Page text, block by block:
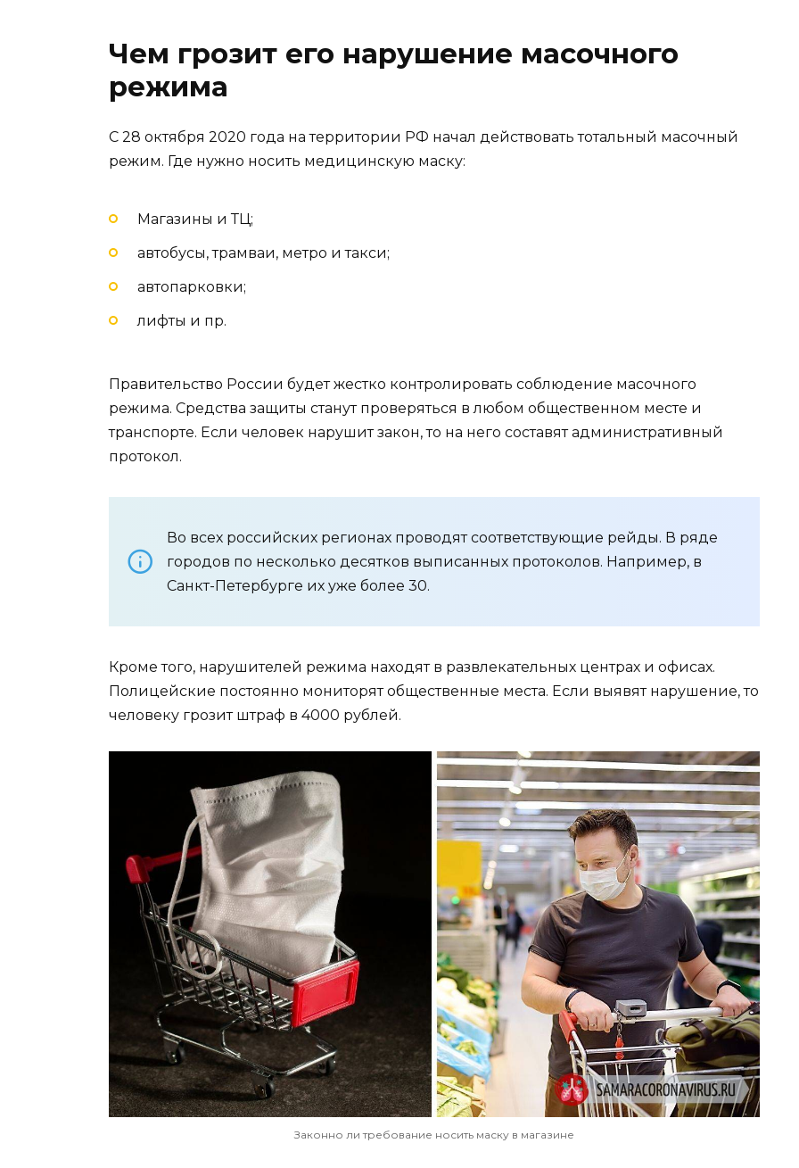
Чем грозит его нарушение масочного
режима
С 28 октября 2020 года на территории РФ начал действовать тотальный масочный
режим. Где нужно носить медицинскую маску:
Магазины и ТЦ;
автобусы, трамваи, метро и такси;
автопарковки;
лифты и пр.
Правительство России будет жестко контролировать соблюдение масочного
режима. Средства защиты станут проверяться в любом общественном месте и
транспорте. Если человек нарушит закон, то на него составят административный
протокол.
Во всех российских регионах проводят соответствующие рейды. В ряде
городов по несколько десятков выписанных протоколов. Например, в
Санкт-Петербурге их уже более 30.
Кроме того, нарушителей режима находят в развлекательных центрах и офисах.
Полицейские постоянно мониторят общественные места. Если выявят нарушение, то
человеку грозит штраф в 4000 рублей.
Законно ли требование носить маску в магазине